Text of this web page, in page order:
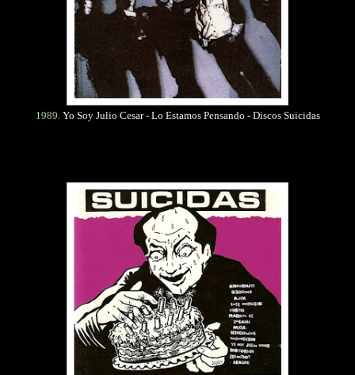
1989. Yo Soy Julio Cesar - Lo Estamos Pensando - Discos Suicidas